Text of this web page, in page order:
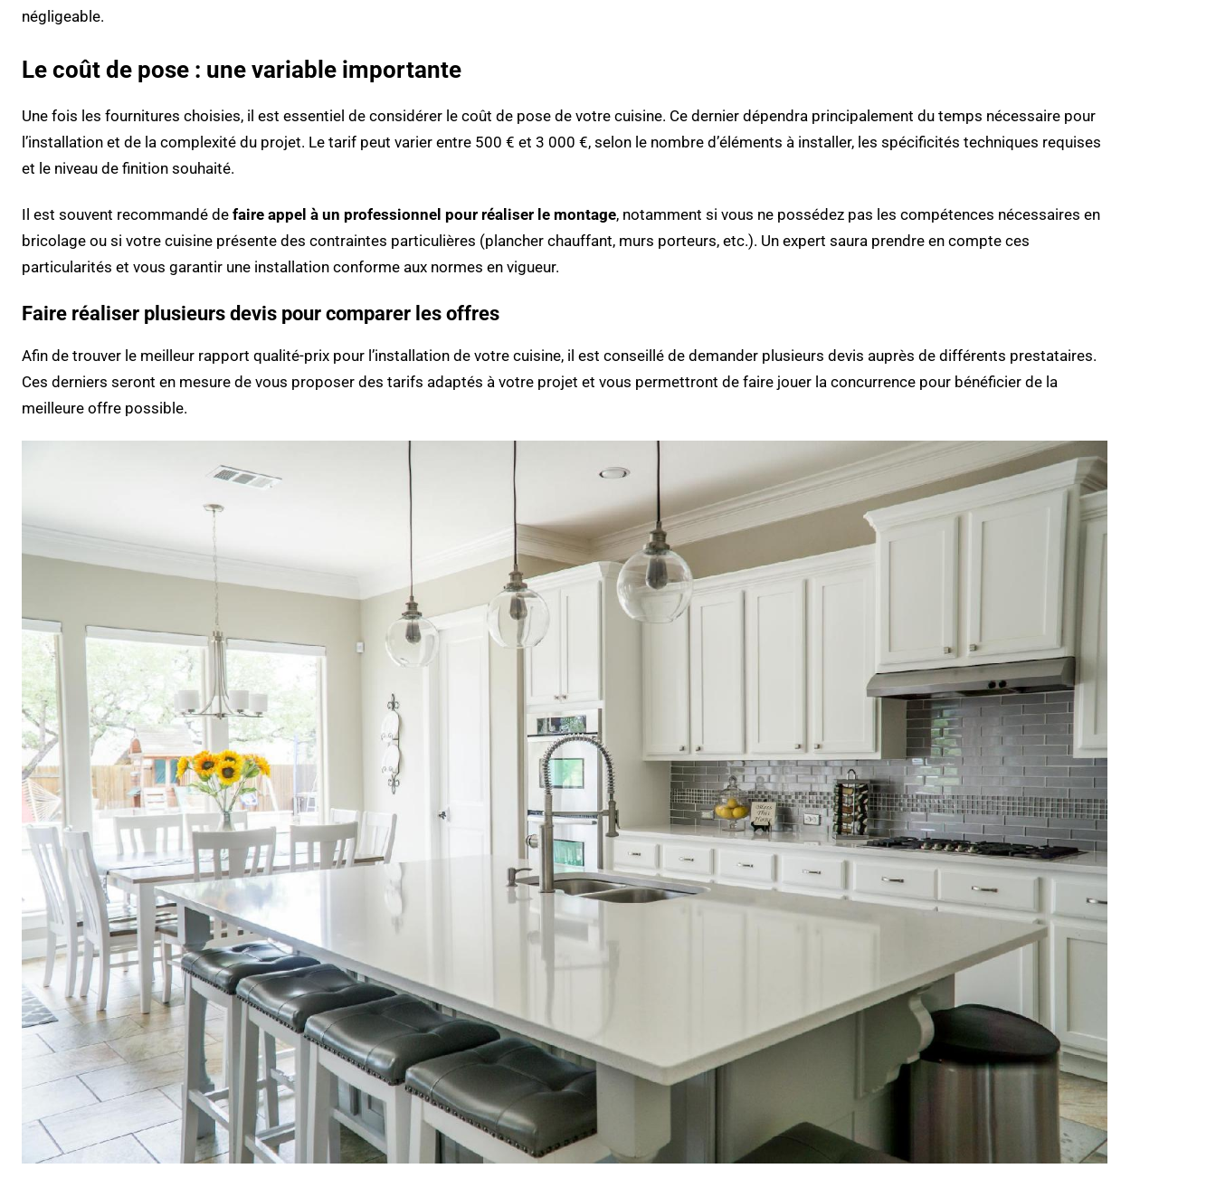
négligeable.
Le coût de pose : une variable importante
Une fois les fournitures choisies, il est essentiel de considérer le coût de pose de votre cuisine. Ce dernier dépendra principalement du temps nécessaire pour
l’installation et de la complexité du projet. Le tarif peut varier entre 500 € et 3 000 €, selon le nombre d’éléments à installer, les spécificités techniques requises
et le niveau de finition souhaité.
Il est souvent recommandé de faire appel à un professionnel pour réaliser le montage, notamment si vous ne possédez pas les compétences nécessaires en
bricolage ou si votre cuisine présente des contraintes particulières (plancher chauffant, murs porteurs, etc.). Un expert saura prendre en compte ces
particularités et vous garantir une installation conforme aux normes en vigueur.
Faire réaliser plusieurs devis pour comparer les offres
Afin de trouver le meilleur rapport qualité-prix pour l’installation de votre cuisine, il est conseillé de demander plusieurs devis auprès de différents prestataires.
Ces derniers seront en mesure de vous proposer des tarifs adaptés à votre projet et vous permettront de faire jouer la concurrence pour bénéficier de la
meilleure offre possible.